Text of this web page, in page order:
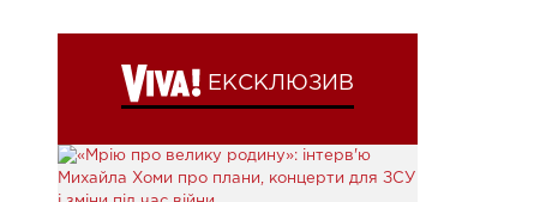
ЕКСКЛЮЗИВ